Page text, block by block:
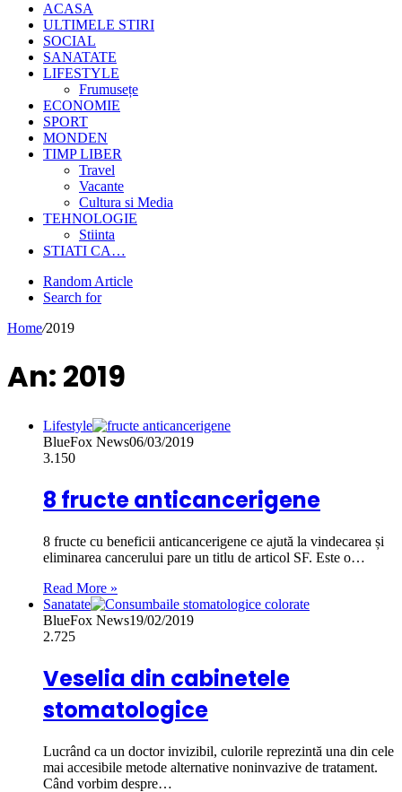
ACASA
ULTIMELE STIRI
SOCIAL
SANATATE
LIFESTYLE
Frumusețe
ECONOMIE
SPORT
MONDEN
TIMP LIBER
Travel
Vacante
Cultura si Media
TEHNOLOGIE
Stiinta
STIATI CA…
Random Article
Search for
Home/2019
An: 2019
Lifestyle
BlueFox News06/03/2019
3.150
8 fructe anticancerigene
8 fructe cu beneficii anticancerigene ce ajută la vindecarea și
eliminarea cancerului pare un titlu de articol SF. Este o…
Read More »
Sanatate
BlueFox News19/02/2019
2.725
Veselia din cabinetele
stomatologice
Lucrând ca un doctor invizibil, culorile reprezintă una din cele
mai accesibile metode alternative noninvazive de tratament.
Când vorbim despre…